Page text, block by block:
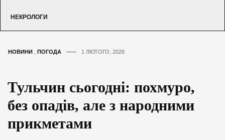
НЕКРОЛОГИ
НОВИНИ ПОГОДА 1 ЛЮТОГО, 2026
Тульчин сьогодні: похмуро,
без опадів, але з народними
прикметами